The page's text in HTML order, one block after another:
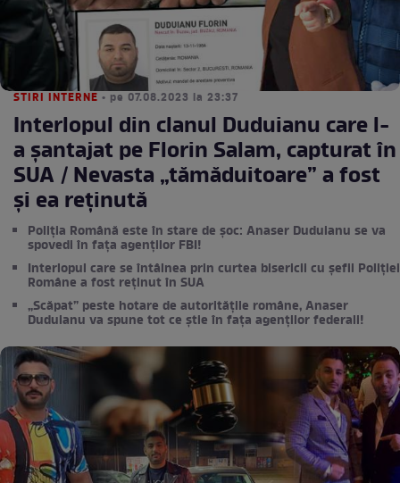
STIRI INTERNE • pe 07.08.2023 la 23:37
Interlopul din clanul Duduianu care l-
a șantajat pe Florin Salam, capturat în
SUA / Nevasta „tămăduitoare” a fost
și ea reținută
Poliția Română este în stare de șoc: Anaser Duduianu se va
spovedi în fața agenților FBI!
Interlopul care se întâlnea prin curtea bisericii cu șefii Poliției
Române a fost reținut în SUA
„Scăpat” peste hotare de autoritățile române, Anaser
Duduianu va spune tot ce știe în fața agenților federali!